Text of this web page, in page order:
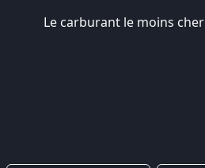
Le carburant le moins cher